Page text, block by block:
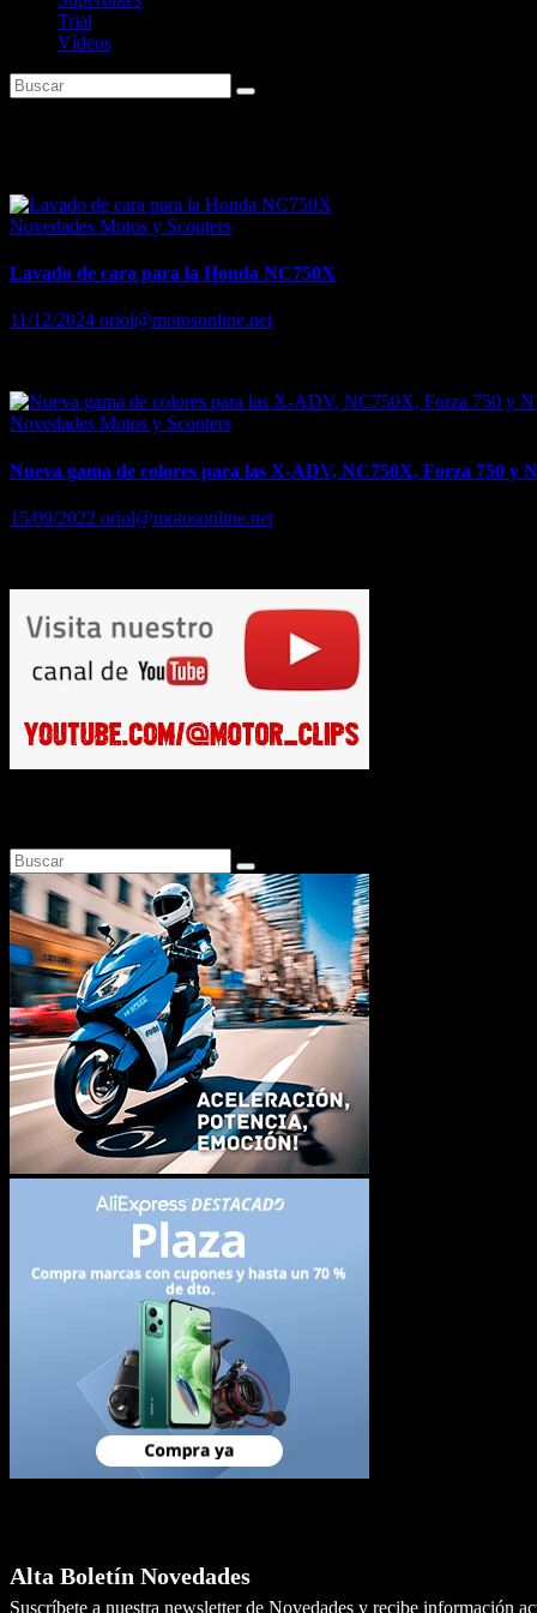
Trial
Vídeos
Novedades Motos y Scooters
Lavado de cara para la Honda NC750X
11/12/2024 oriol@motosonline.net
Novedades Motos y Scooters
Nueva gama de colores para las X-ADV, NC750X, Forza 750 y
15/09/2022 oriol@motosonline.net
Alta Boletín Novedades
Suscríbete a nuestra newsletter de Novedades y recibe información